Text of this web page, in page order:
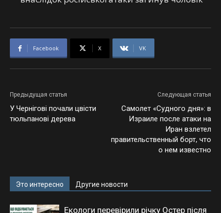
Facebook X VK
Предыдущая статья
У Чернігові почали цвісти
тюльпанові дерева
Следующая статья
Самолет «Судного дня»: в
Израиле после атаки на
Иран взлетел
правительственный борт, что
о нем известно
Это интересно Другие новости
Екологи перевірили річку Остер після